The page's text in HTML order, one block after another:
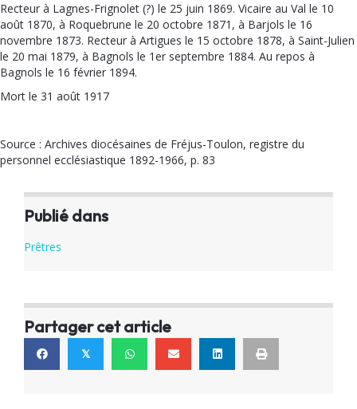
Recteur à Lagnes-Frignolet (?) le 25 juin 1869. Vicaire au Val le 10
août 1870, à Roquebrune le 20 octobre 1871, à Barjols le 16
novembre 1873. Recteur à Artigues le 15 octobre 1878, à Saint-Julien
le 20 mai 1879, à Bagnols le 1er septembre 1884. Au repos à
Bagnols le 16 février 1894.
Mort le 31 août 1917
Source : Archives diocésaines de Fréjus-Toulon, registre du
personnel ecclésiastique 1892-1966, p. 83
Publié dans
Prêtres
Partager cet article
𝕏